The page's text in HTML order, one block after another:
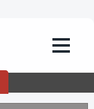
вечер
стихи Аллы
Кручининой и ее